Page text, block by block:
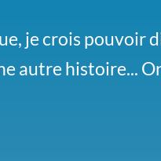
je crois pouvoir
autre histoire...
de
bon état,